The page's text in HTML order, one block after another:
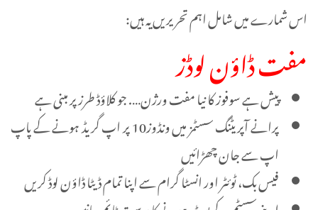
اس شمارے میں شامل اہم تحریریں یہ ہیں:
مفت ڈاؤن لوڈز
پیش ہے سوفوز کا نیا مفت ورژن…. جو کلاؤڈ طرز پر مبنی ہے
پرانے آپریٹنگ سسٹمز میں ونڈوز10 پر اپ گریڈ ہونے کے پاپ
اپ سے جان چھڑائیں
فیس بک، ٹوئٹر اور انسٹا گرام سے اپنا تمام ڈیٹا ڈاؤن لوڈ کریں